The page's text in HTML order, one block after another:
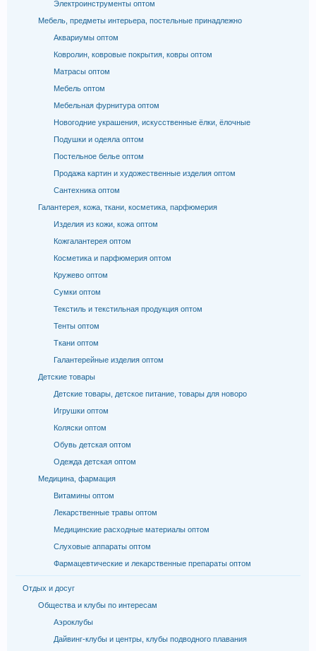
Электроинструменты оптом
Мебель, предметы интерьера, постельные принадлежно
Аквариумы оптом
Ковролин, ковровые покрытия, ковры оптом
Матрасы оптом
Мебель оптом
Мебельная фурнитура оптом
Новогодние украшения, искусственные ёлки, ёлочные
Подушки и одеяла оптом
Постельное белье оптом
Продажа картин и художественные изделия оптом
Сантехника оптом
Галантерея, кожа, ткани, косметика, парфюмерия
Изделия из кожи, кожа оптом
Кожгалантерея оптом
Косметика и парфюмерия оптом
Кружево оптом
Сумки оптом
Текстиль и текстильная продукция оптом
Тенты оптом
Ткани оптом
Галантерейные изделия оптом
Детские товары
Детские товары, детское питание, товары для новоро
Игрушки оптом
Коляски оптом
Обувь детская оптом
Одежда детская оптом
Медицина, фармация
Витамины оптом
Лекарственные травы оптом
Медицинские расходные материалы оптом
Слуховые аппараты оптом
Фармацевтические и лекарственные препараты оптом
Отдых и досуг
Общества и клубы по интересам
Аэроклубы
Дайвинг-клубы и центры, клубы подводного плавания